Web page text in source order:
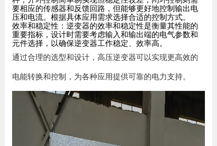
要相应的传感器和反馈回路，但能够更好地控制输出电
压和电流。根据具体应用需求选择合适的控制方式。
效率和稳定性：逆变器的效率和稳定性是衡量其性能的
重要指标，设计时需要考虑输入和输出端的电气参数和
元件选择，以确保逆变器工作稳定、效率高。
通过合理的选型和设计，高压逆变器可以实现更高效的
电能转换和控制，为各种应用提供可靠的电力支持。